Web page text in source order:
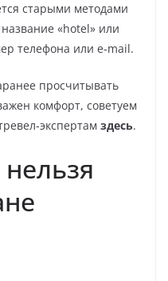
старыми методами
«hotel» или
телефона или e-mail.
просчитывать
комфорт, советуем
экспертам здесь.